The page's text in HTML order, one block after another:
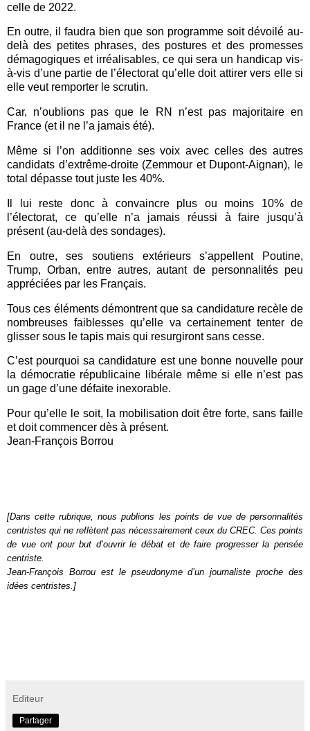
celle de 2022.
En outre, il faudra bien que son programme soit dévoilé au-
delà des petites phrases, des postures et des promesses
démagogiques et irréalisables, ce qui sera un handicap vis-
à-vis d’une partie de l’électorat qu’elle doit attirer vers elle si
elle veut remporter le scrutin.
Car, n’oublions pas que le RN n’est pas majoritaire en
France (et il ne l’a jamais été).
Même si l’on additionne ses voix avec celles des autres
candidats d’extrême-droite (Zemmour et Dupont-Aignan), le
total dépasse tout juste les 40%.
Il lui reste donc à convaincre plus ou moins 10% de
l’électorat, ce qu’elle n’a jamais réussi à faire jusqu’à
présent (au-delà des sondages).
En outre, ses soutiens extérieurs s’appellent Poutine,
Trump, Orban, entre autres, autant de personnalités peu
appréciées par les Français.
Tous ces éléments démontrent que sa candidature recèle de
nombreuses faiblesses qu’elle va certainement tenter de
glisser sous le tapis mais qui resurgiront sans cesse.
C’est pourquoi sa candidature est une bonne nouvelle pour
la démocratie républicaine libérale même si elle n’est pas
un gage d’une défaite inexorable.
Pour qu’elle le soit, la mobilisation doit être forte, sans faille
et doit commencer dès à présent.
Jean-François Borrou
[Dans cette rubrique, nous publions les points de vue de personnalités
centristes qui ne reflètent pas nécessairement ceux du CREC. Ces points
de vue ont pour but d’ouvrir le débat et de faire progresser la pensée
centriste.
Jean-François Borrou est le pseudonyme d’un journaliste proche des
idées centristes.]
Editeur
Partager